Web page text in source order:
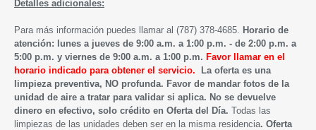
Detalles adicionales:
Para más información puedes llamar al (787) 378-4685. Horario de
atención: lunes a jueves de 9:00 a.m. a 1:00 p.m. - de 2:00 p.m. a
5:00 p.m. y viernes de 9:00 a.m. a 1:00 p.m. Favor llamar en el
horario indicado para obtener el servicio.
La oferta es una
limpieza preventiva, NO profunda. Favor de mandar fotos de la
unidad de aire a tratar para validar si aplica. No se devuelve
dinero en efectivo, solo crédito en Oferta del Día. Todas las
limpiezas de las unidades deben ser en la misma residencia. Oferta